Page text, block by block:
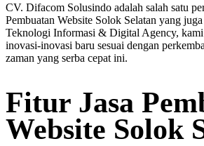
CV. Difacom Solusindo adalah salah satu
Pembuatan Website Solok Selatan yang
Teknologi Informasi & Digital Agency, kami
inovasi-inovasi baru sesuai dengan
zaman yang serba cepat ini.
Fitur Jasa
Website Solok